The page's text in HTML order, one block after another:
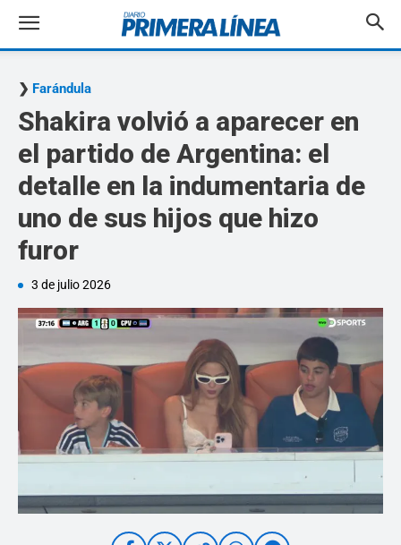
Farándula
Shakira volvió a aparecer en
el partido de Argentina: el
detalle en la indumentaria de
uno de sus hijos que hizo
furor
3 de julio 2026